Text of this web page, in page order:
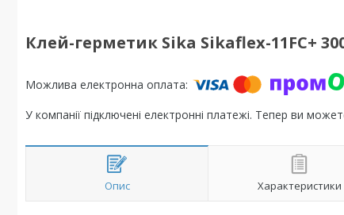
Клей-герметик Sika Sikaflex-11FC+
У компанії підключені електронні платежі. Тепер ви
Опис Характеристики